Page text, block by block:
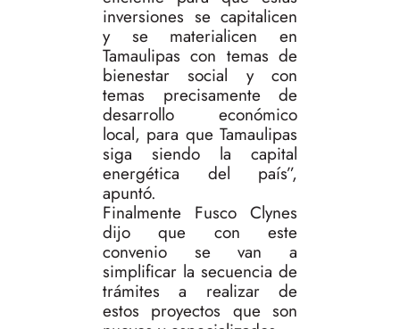
inversiones se capitalicen
y se materialicen en
Tamaulipas con temas de
bienestar social y con
temas precisamente de
desarrollo económico
local, para que Tamaulipas
siga siendo la capital
energética del país”,
apuntó.
Finalmente Fusco Clynes
dijo que con este
convenio se van a
simplificar la secuencia de
trámites a realizar de
estos proyectos que son